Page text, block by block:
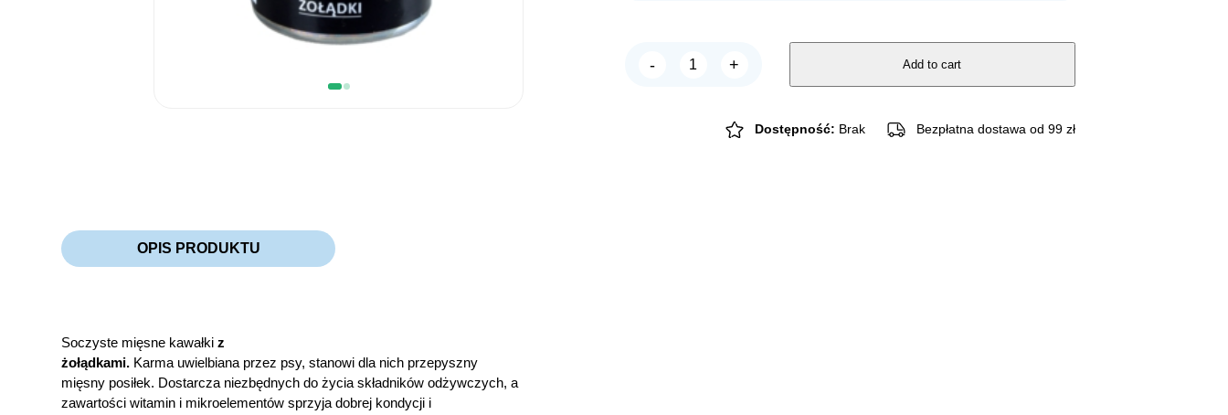
-
ROKUS
ŻOŁĄDKI
quantity
+ Add to cart
Dostępność: Brak Bezpłatna dostawa od 99 zł
OPIS PRODUKTU
Soczyste mięsne kawałkiz
żołądkami. Karma uwielbiana przez psy, stanowi dla nich przepyszny
mięsny posiłek. Dostarcza niezbędnych do życia składników odżywczych, a
zawartości witamin i mikroelementów sprzyja dobrej kondycji i